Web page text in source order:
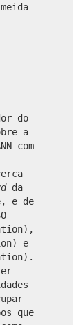
do
a
com
da
e de
e
que